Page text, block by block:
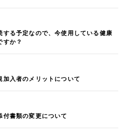
する予定なので、今使用している健康
すか？
入者のメリットについて
付書類の変更について